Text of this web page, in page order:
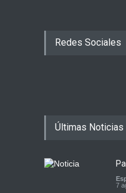
Redes Sociales
Últimas Noticias
7